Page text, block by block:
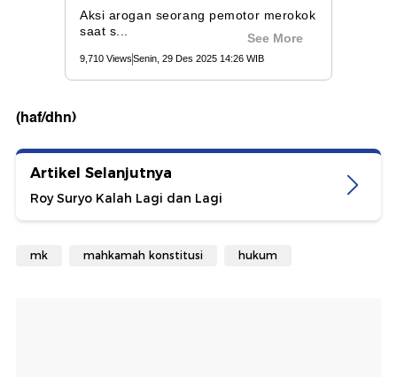
(haf/dhn)
Artikel Selanjutnya
Roy Suryo Kalah Lagi dan Lagi
mk mahkamah konstitusi hukum